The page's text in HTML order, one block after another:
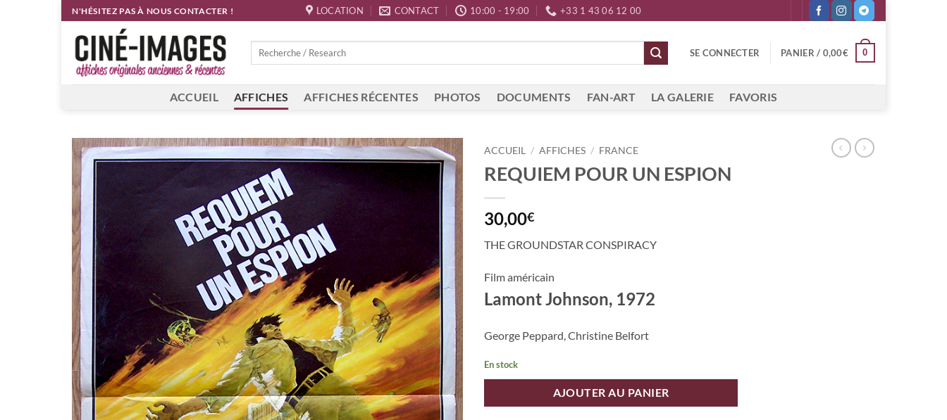
Passer
au
contenu
N'HÉSITEZ PAS À NOUS CONTACTER ! LOCATION CONTACT 10:00 - 19:00 +33 1 43 06 12 00
Recherche
SE CONNECTER PANIER / 0,00€ 0
ACCUEIL AFFICHES AFFICHES RÉCENTES PHOTOS DOCUMENTS FAN-ART LA GALERIE FAVORIS
ACCUEIL / AFFICHES / FRANCE
REQUIEM POUR UN ESPION
30,00€
THE GROUNDSTAR CONSPIRACY
Film américain
Lamont Johnson, 1972
George Peppard, Christine Belfort
En stock
AJOUTER AU PANIER